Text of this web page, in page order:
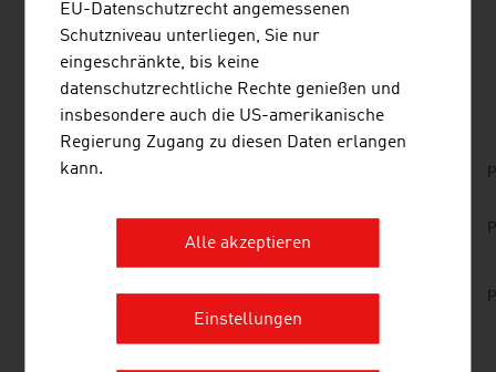
listen
downloads
DOWNLOADS
No. 157, Fresh View, Smart Cities, en | de
No. 153, Fresh View, Sustainable Building, en |
Technical_Guide_2017.pdf
EU-Datenschutzrecht angemessenen
Schutzniveau unterliegen, Sie nur
eingeschränkte, bis keine
datenschutzrechtliche Rechte genießen und
insbesondere auch die US-amerikanische
Regierung Zugang zu diesen Daten erlangen
kann.
Alle akzeptieren
Einstellungen